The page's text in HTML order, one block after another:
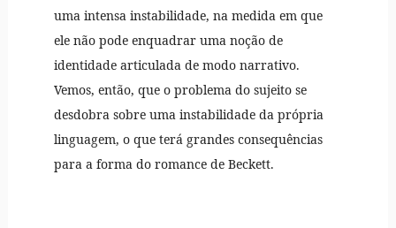
uma intensa instabilidade, na medida em que
ele não pode enquadrar uma noção de
identidade articulada de modo narrativo.
Vemos, então, que o problema do sujeito se
desdobra sobre uma instabilidade da própria
linguagem, o que terá grandes consequências
para a forma do romance de Beckett.